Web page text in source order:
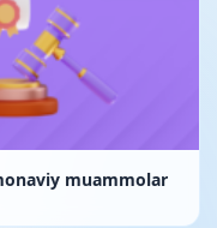
muammolar